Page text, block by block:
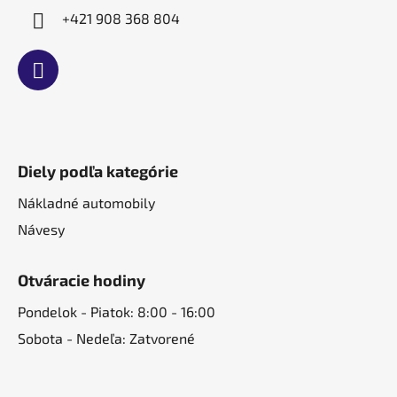
+421 908 368 804
Diely podľa kategórie
Nákladné automobily
Návesy
Otváracie hodiny
Pondelok - Piatok: 8:00 - 16:00
Sobota - Nedeľa: Zatvorené